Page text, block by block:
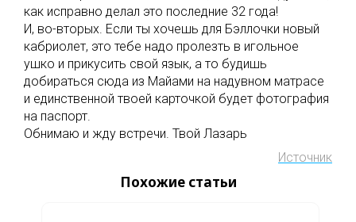
как исправно делал это последние 32 года!
И, во-вторых. Если ты хочешь для Бэллочки новый
кабриолет, это тебе надо пролезть в игольное
ушко и прикусить свой язык, а то будишь
добираться сюда из Майами на надувном матрасе
и единственной твоей карточкой будет фотография
на паспорт.
Обнимаю и жду встречи. Твой Лазарь
Источник
Похожие статьи